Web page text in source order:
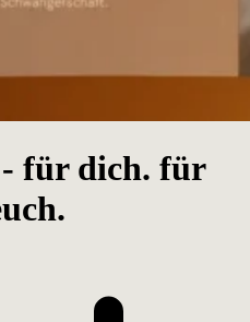
- für dich. für